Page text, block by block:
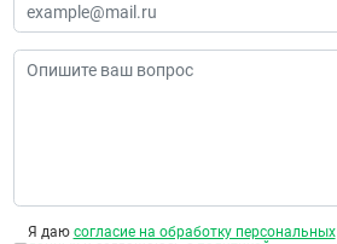
Я даю согласие на обработку персональных